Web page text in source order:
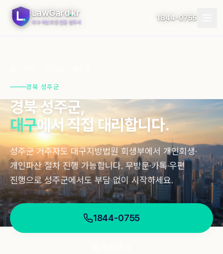
LawGard.kr
대구 개인회생 전문 법무사 1844-0755
개인파산
절차
지역
자가진단
후기
블로그
상담 신청1844-0755
경북 성주군
경북 성주군,
대구에서 직접 대리합니다.
성주군 거주자도 대구지방법원 회생부에서 개인회생·
개인파산 절차 진행 가능합니다. 무방문·카톡·우편
진행으로 성주군에서도 부담 없이 시작하세요.
1844-0755